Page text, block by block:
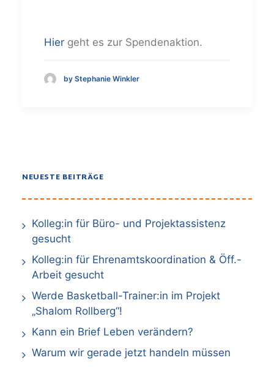
Hier geht es zur Spendenaktion.
by Stephanie Winkler
NEUESTE BEITRÄGE
Kolleg:in für Büro- und Projektassistenz
gesucht
Kolleg:in für Ehrenamtskoordination & Öff.-
Arbeit gesucht
Werde Basketball-Trainer:in im Projekt
„Shalom Rollberg“!
Kann ein Brief Leben verändern?
Warum wir gerade jetzt handeln müssen